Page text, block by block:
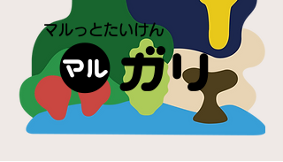
マルっとたいけん
●ガリ
マル